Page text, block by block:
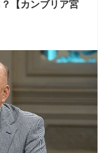
【カンブリア宮